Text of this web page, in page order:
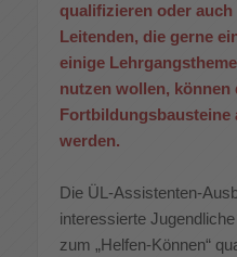
qualifizieren oder
Leitenden, die gerne
einige
nutzen wollen, können
Fortbildungsbausteine
werden.
Die ÜL-Assistenten-
interessierte
zum „Helfen-Können“